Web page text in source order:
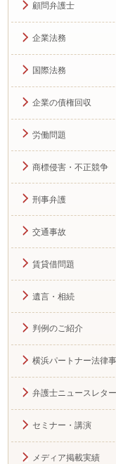
顧問弁護士
企業法務
国際法務
企業の債権回収
労働問題
商標侵害・不正競争
刑事弁護
交通事故
賃貸借問題
遺言・相続
判例のご紹介
横浜パートナー法律
弁護士ニュースレタ
セミナー・講演
メディア掲載実績